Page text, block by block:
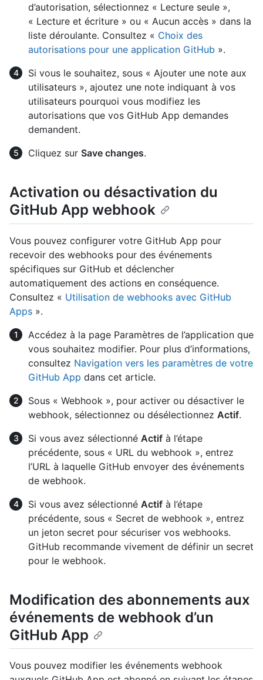
d’autorisation, sélectionnez « Lecture seule »,
« Lecture et écriture » ou « Aucun accès » dans la
liste déroulante. Consultez « Choix des
autorisations pour une application GitHub ».
Si vous le souhaitez, sous « Ajouter une note aux
utilisateurs », ajoutez une note indiquant à vos
utilisateurs pourquoi vous modifiez les
autorisations que vos GitHub App demandes
demandent.
Cliquez sur Save changes.
Activation ou désactivation du
GitHub App webhook
Vous pouvez configurer votre GitHub App pour
recevoir des webhooks pour des événements
spécifiques sur GitHub et déclencher
automatiquement des actions en conséquence.
Consultez « Utilisation de webhooks avec GitHub
Apps ».
Accédez à la page Paramètres de l’application que
vous souhaitez modifier. Pour plus d’informations,
consultez Navigation vers les paramètres de votre
GitHub App dans cet article.
Sous « Webhook », pour activer ou désactiver le
webhook, sélectionnez ou désélectionnez Actif.
Si vous avez sélectionné Actif à l’étape
précédente, sous « URL du webhook », entrez
l’URL à laquelle GitHub envoyer des événements
de webhook.
Si vous avez sélectionné Actif à l’étape
précédente, sous « Secret de webhook », entrez
un jeton secret pour sécuriser vos webhooks.
GitHub recommande vivement de définir un secret
pour le webhook.
Modification des abonnements aux
événements de webhook d’un
GitHub App
Vous pouvez modifier les événements webhook